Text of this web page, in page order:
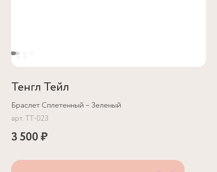
Тенгл Тейл
Браслет Сплетенный – Зеленый
арт.TT-023
3 500 ₽